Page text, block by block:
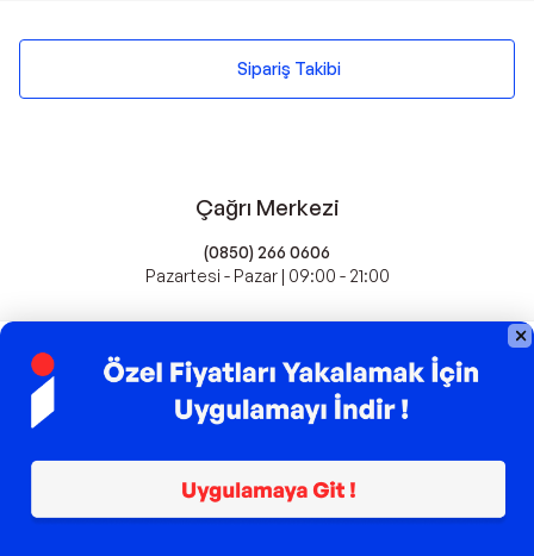
Popüler Markalar
Farmasi
Xiaomi
Lavazza
Fashcolle
Pro Plan
Sipariş Takibi
Çağrı Merkezi
(0850) 266 0606
Pazartesi - Pazar | 09:00 - 21:00